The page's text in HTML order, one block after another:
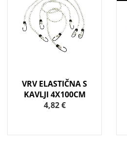
VRV ELASTIČNA S
KAVLJI 4X100CM
4,82 €